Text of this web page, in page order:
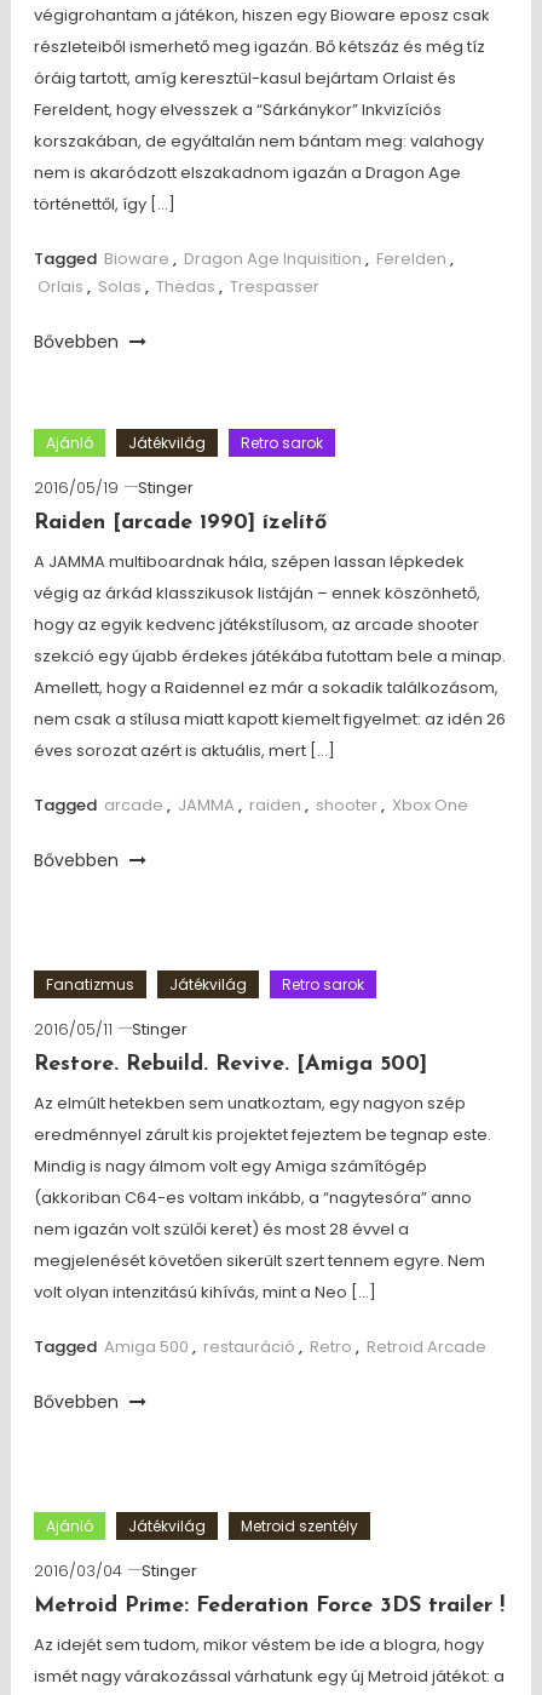
végigrohantam a játékon, hiszen egy Bioware eposz csak
részleteiből ismerhető meg igazán. Bő kétszáz és még tíz
óráig tartott, amíg keresztül-kasul bejártam Orlaist és
Fereldent, hogy elvesszek a “Sárkánykor” Inkvizíciós
korszakában, de egyáltalán nem bántam meg: valahogy
nem is akaródzott elszakadnom igazán a Dragon Age
történettől, így […]
Tagged Bioware , Dragon Age Inquisition , Ferelden ,
Orlais , Solas , Thedas , Trespasser
Bővebben
Ajánló Játékvilág Retro sarok
2016/05/19
Stinger
Raiden [arcade 1990] ízelítő
A JAMMA multiboardnak hála, szépen lassan lépkedek
végig az árkád klasszikusok listáján – ennek köszönhető,
hogy az egyik kedvenc játékstílusom, az arcade shooter
szekció egy újabb érdekes játékába futottam bele a minap.
Amellett, hogy a Raidennel ez már a sokadik találkozásom,
nem csak a stílusa miatt kapott kiemelt figyelmet: az idén 26
éves sorozat azért is aktuális, mert […]
Tagged arcade , JAMMA , raiden , shooter, Xbox One
Bővebben
Fanatizmus Játékvilág Retro sarok
2016/05/11
Stinger
Restore. Rebuild. Revive. [Amiga 500]
Az elmúlt hetekben sem unatkoztam, egy nagyon szép
eredménnyel zárult kis projektet fejeztem be tegnap este.
Mindig is nagy álmom volt egy Amiga számítógép
(akkoriban C64-es voltam inkább, a “nagytesóra” anno
nem igazán volt szülői keret) és most 28 évvel a
megjelenését követően sikerült szert tennem egyre. Nem
volt olyan intenzitású kihívás, mint a Neo […]
Tagged Amiga 500 , restauráció , Retro , Retroid Arcade
Bővebben
Ajánló Játékvilág Metroid szentély
2016/03/04
Stinger
Metroid Prime: Federation Force 3DS trailer !
Az idejét sem tudom, mikor véstem be ide a blogra, hogy
ismét nagy várakozással várhatunk egy új Metroid játékot: a